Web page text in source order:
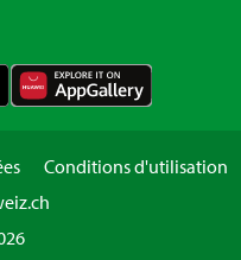
Conditions d'utilisation